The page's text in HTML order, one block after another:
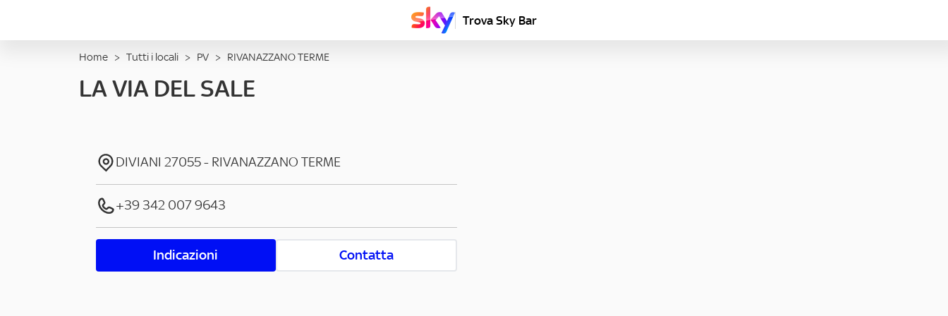
Trova Sky Bar
Home > Tutti i locali > PV > RIVANAZZANO TERME
LA VIA DEL SALE
DIVIANI 27055- RIVANAZZANO TERME
+39 342 007 9643
Indicazioni Contatta